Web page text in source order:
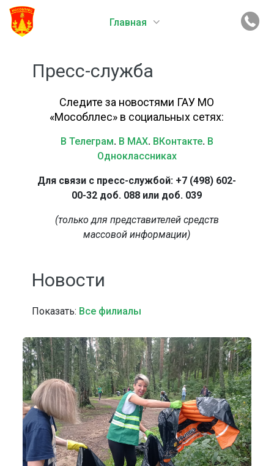
Главная
Пресс-служба
Следите за новостями ГАУ МО
«Мособллес» в социальных сетях:
В Телеграм. В MAX. ВКонтакте. В
Одноклассниках
Для связи с пресс-службой: +7 (498) 602-
00-32 доб. 088 или доб. 039
(только для представителей средств
массовой информации)
Новости
Показать: Все филиалы